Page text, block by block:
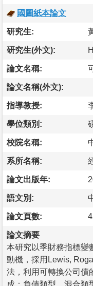
國圖紙本論文
研究生:
研究生(外文):
論文名稱:
論文名稱(外文):
指導教授:
學位類別:
校院名稱:
系所名稱:
論文出版年:
語文別:
論文頁數:
論文摘要
本研究以季財務指標變
動機，採用Lewis,
法，利用可轉換公司債
成：負債類型、混合類